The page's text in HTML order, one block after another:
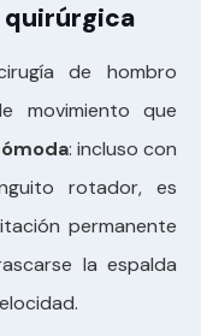
quirúrgica
de hombro
movimiento que
: incluso con
rotador, es
permanente
la espalda